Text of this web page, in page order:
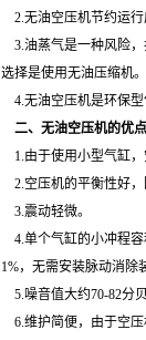
2.无油空压机节约运行
3.油蒸气是一种风险
选择是使用无油压缩机。
4.无油空压机是环保型
二、无油空压机的优点
1.由于使用小型气缸，
2.空压机的平衡性好，
3.震动轻微。
4.单个气缸的小冲程
1%，无需安装脉动消除
5.噪音值大约70-82分
6.维护简便，由于空